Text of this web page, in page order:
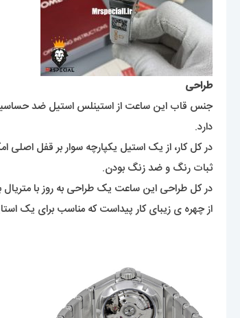
طراحی
جنس قاب این ساعت از استینلس استیل ضد
دارد.
در کل کار، از یک استیل یکپارچه سوار بر قفل اصلی
ثبات رنگ و ضد زنگ بودن.
در کل طراحی این ساعت یک طراحی به روز با
از چهره ی زیبای کار پیداست که مناسب برای یک